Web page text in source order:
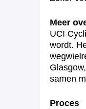
Meer
UCI
wordt.
samen
Proces